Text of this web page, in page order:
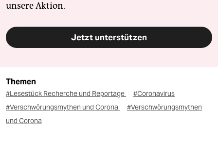
unsere Aktion.
Jetzt unterstützen
Themen
#Lesestück Recherche und Reportage
#Coronavirus
#Verschwörungsmythen und Corona
#Verschwörungsmythen
und Corona